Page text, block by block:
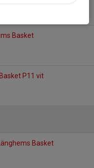
Basket
P11 vit
Basket